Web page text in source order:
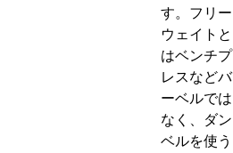
す。フリー
ウェイトと
はベンチプ
レスなどバ
ーベルでは
なく、ダン
ベルを使う